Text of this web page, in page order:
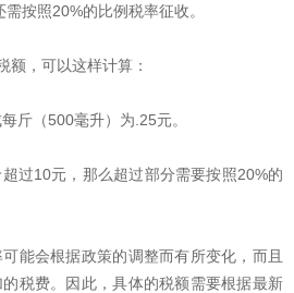
按照20%的比例税率征收。
额，可以这样计算：
斤（500毫升）为.25元。
过10元，那么超过部分需要按照20%的
能会根据政策的调整而有所变化，而且
税费。因此，具体的税额需要根据最新